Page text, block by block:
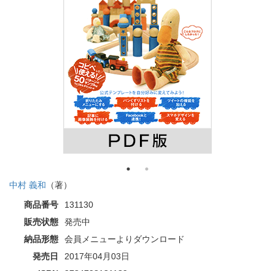
中村 義和 （著）
商品番号
131130
販売状態
発売中
納品形態
会員メニューよりダウンロード
発売日
2017年04月03日